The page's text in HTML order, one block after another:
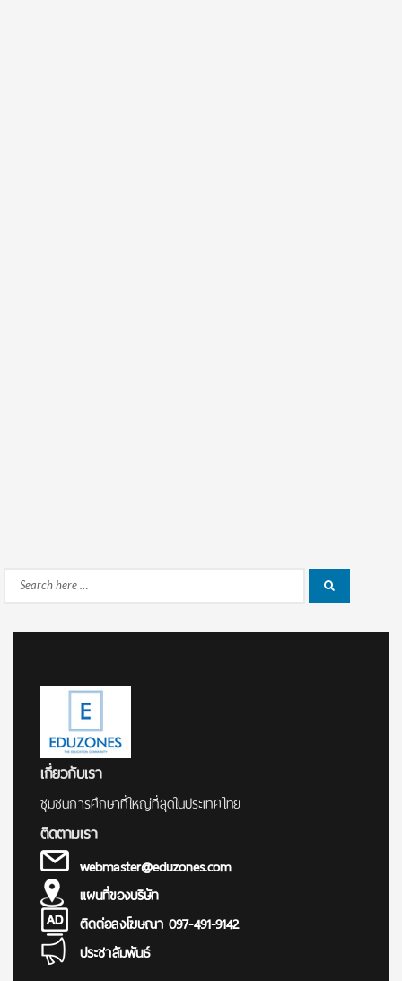
Search
เกี่ยวกับเรา
ชุมชนการศึกษาที่ใหญ่ที่สุดในประเทศไทย
ติดตามเรา
webmaster@eduzones.com
แผนที่ของบริษัท
ติดต่อลงโฆษณา 097-491-9142
ประชาสัมพันธ์